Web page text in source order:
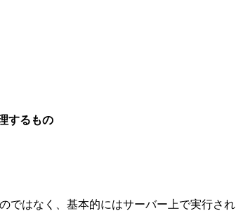
するもの
ではなく、基本的にはサーバー上で実行され